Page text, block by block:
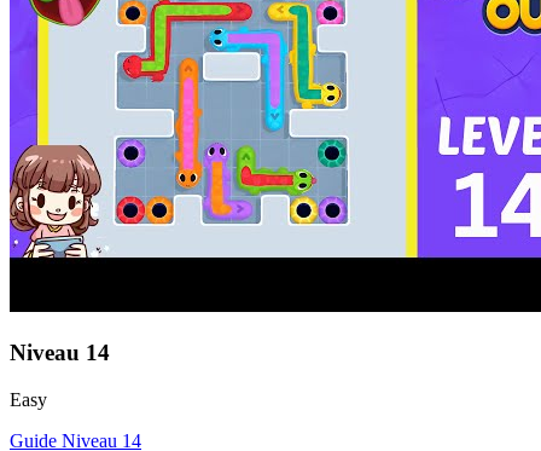
Niveau 14
Easy
Guide Niveau 14